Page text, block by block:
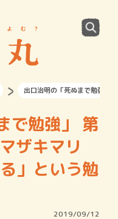
出口治明の「死ぬまで勉強」
で勉強」 第
ザキマリ
」という勉
2019/09/12